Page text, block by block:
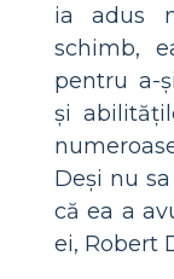
ia adus
schimb,
pentru a-
și
Deși nu
că ea a
ei, Robert